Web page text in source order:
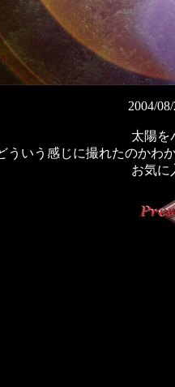
2004/
太陽を
ういう感じに撮れたのかわ
お気に